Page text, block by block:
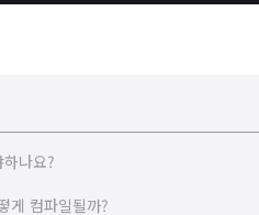
나요?
게 컴파일될까?